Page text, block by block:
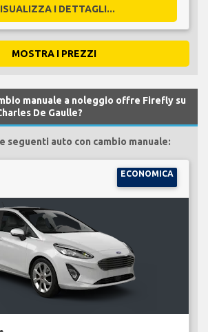
I DETTAGLI...
MOSTRA I PREZZI
manuale a noleggio offre Firefly su
De Gaulle?
seguenti auto con cambio manuale:
ECONOMICA